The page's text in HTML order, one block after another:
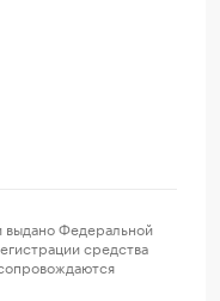
Федеральной
средства